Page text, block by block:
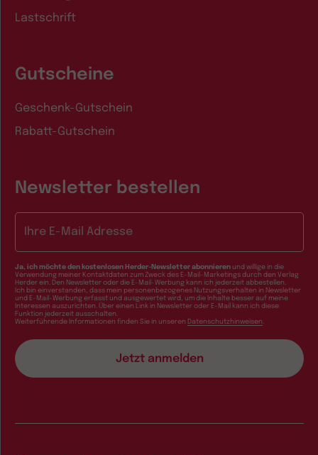
Lastschrift
Gutscheine
Geschenk-Gutschein
Rabatt-Gutschein
Newsletter bestellen
Ja, ich möchte den kostenlosen Herder-Newsletter abonnieren und willige in die
Verwendung meiner Kontaktdaten zum Zweck des E-Mail-Marketings durch den Verlag
Herder ein. Den Newsletter oder die E-Mail-Werbung kann ich jederzeit abbestellen.
Ich bin einverstanden, dass mein personenbezogenes Nutzungsverhalten in Newsletter
und E-Mail-Werbung erfasst und ausgewertet wird, um die Inhalte besser auf meine
Interessen auszurichten. Über einen Link in Newsletter oder E-Mail kann ich diese
Funktion jederzeit ausschalten.
Weiterführende Informationen finden Sie in unseren Datenschutzhinweisen